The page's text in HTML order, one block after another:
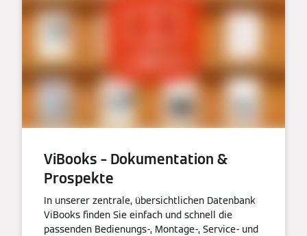
ViBooks – Dokumentation &
Prospekte
In unserer zentrale, übersichtlichen Datenbank
ViBooks finden Sie einfach und schnell die
passenden Bedienungs-, Montage-, Service- und